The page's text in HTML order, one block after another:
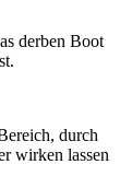
derben Boot
durch
wirken lassen